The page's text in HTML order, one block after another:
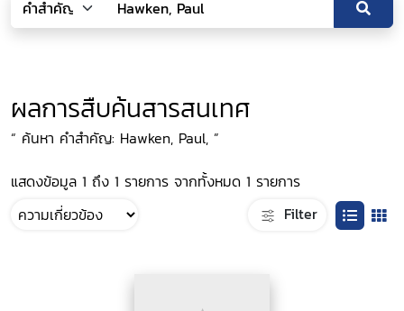
ผลการสืบค้นสารสนเทศ
“ ค้นหา คำสำคัญ: Hawken, Paul, ”
แสดงข้อมูล 1 ถึง 1 รายการ จากทั้งหมด 1 รายการ
Filter